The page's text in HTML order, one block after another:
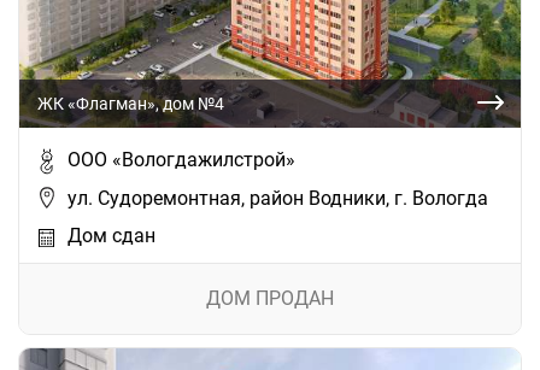
ЖК «Флагман», дом №4
ООО «Вологдажилстрой»
ул. Судоремонтная, район Водники, г. Вологда
Дом сдан
ДОМ ПРОДАН